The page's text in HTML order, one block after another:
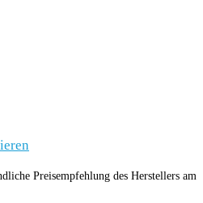
Preisempfehlung des Herstellers am